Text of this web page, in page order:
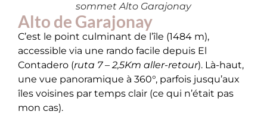
sommet Alto Garajonay
Alto de Garajonay
C’est le point culminant de l’île (1484 m),
accessible via une rando facile depuis El
Contadero (ruta 7 – 2,5Km aller-retour). Là-haut,
une vue panoramique à 360°, parfois jusqu’aux
îles voisines par temps clair (ce qui n’était pas
mon cas).